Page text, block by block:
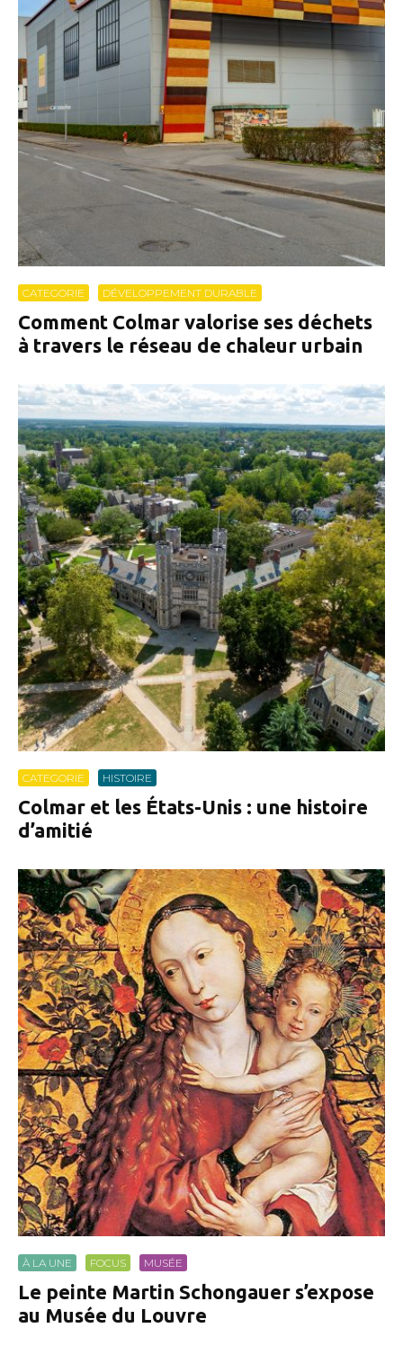
CATEGORIE DÉVELOPPEMENT DURABLE
Comment Colmar valorise ses déchets
à travers le réseau de chaleur urbain
CATEGORIE HISTOIRE
Colmar et les États-Unis : une histoire
d’amitié
À LA UNE FOCUS MUSÉE
Le peinte Martin Schongauer s’expose
au Musée du Louvre